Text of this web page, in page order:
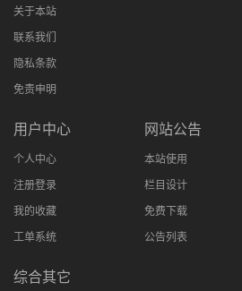
关于本站
联系我们
隐私条款
免责申明
用户中心
个人中心
注册登录
我的收藏
工单系统
网站公告
本站使用
栏目设计
免费下载
公告列表
综合其它